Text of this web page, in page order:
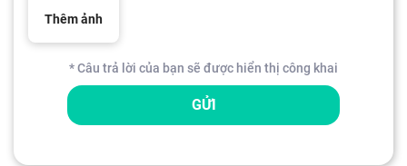
Thêm ảnh
* Câu trả lời của bạn sẽ được hiển thị công khai
GỬI